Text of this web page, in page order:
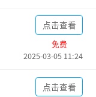
点击查看
免费
2025-03-05 11:24
点击查看